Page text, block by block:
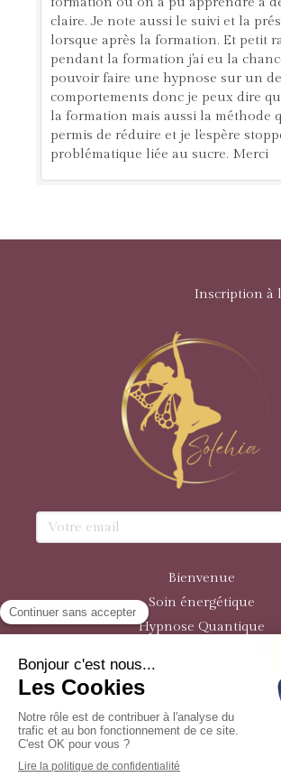
claire. Je note aussi le suivi et la
lorsque après la formation. Et petit
pendant la formation j'ai eu la
pouvoir faire une hypnose sur un
comportements donc je peux dire
la formation mais aussi la méthode
permis de réduire et je l'espère
problématique liée au sucre. Merci
Inscription à
Votre email
Bienvenue
Soin énergétique
Hypnose Quantique
Mentions légales